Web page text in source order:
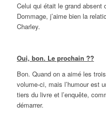
Celui qui était le grand absent
Dommage, j’aime bien la
Charley.
Oui, bon. Le prochain ??
Bon. Quand on a aimé les
volume-ci, mais l’humour est
tiers du livre et l’enquête,
démarrer.